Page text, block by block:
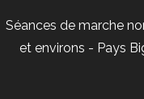
Séances de marche
et environs - Pays